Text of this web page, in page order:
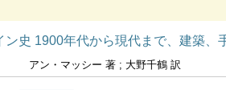
1900年代から現代まで、建築、手工芸、グラフ
アン・マッシー 著 ; 大野千鶴 訳